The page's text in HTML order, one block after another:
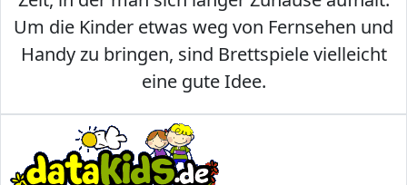
Um die Kinder etwas weg von Fernsehen und
Handy zu bringen, sind Brettspiele vielleicht
eine gute Idee.